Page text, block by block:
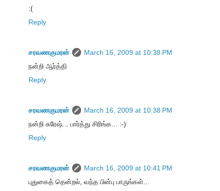
:(
Reply
சரவணகுமரன்
March 16, 2009 at 10:38 PM
நன்றி ஆர்த்தி
Reply
சரவணகுமரன்
March 16, 2009 at 10:38 PM
நன்றி சுரேஷ்... பார்த்து சிரிங்க... :-)
Reply
சரவணகுமரன்
March 16, 2009 at 10:41 PM
புதுகைத் தென்றல், வந்த பின்பு பாருங்கள்...